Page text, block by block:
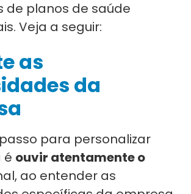
de planos de saúde
Veja a seguir:
as
da
para personalizar
é ouvir atentamente o
ao entender as